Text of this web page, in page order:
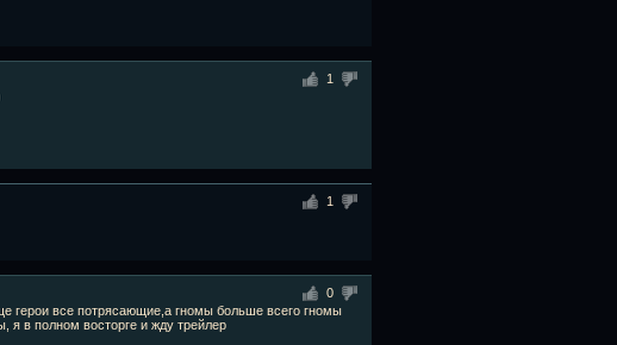
1
1
0
герои все потрясающие,а гномы больше всего гномы
я в полном восторге и жду трейлер